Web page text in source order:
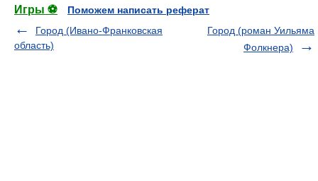
Игры ⚽
Поможем написать реферат
Город (Ивано-Франковская
область)
Город (роман Уильяма
Фолкнера)